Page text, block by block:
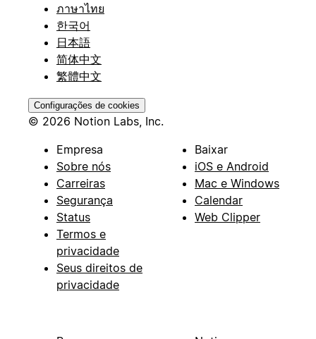
ภาษาไทย
한국어
日本語
简体中文
繁體中文
Configurações de cookies
© 2026 Notion Labs, Inc.
Empresa
Sobre nós
Carreiras
Segurança
Status
Termos e
privacidade
Seus direitos de
privacidade
Baixar
iOS e Android
Mac e Windows
Calendar
Web Clipper